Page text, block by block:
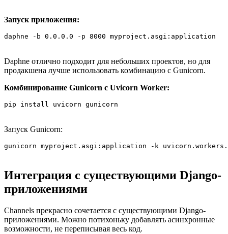
Запуск приложения:
daphne -b 0.0.0.0 -p 8000 myproject.asgi:application
Daphne отлично подходит для небольших проектов, но для
продакшена лучше использовать комбинацию с Gunicorn.
Комбинирование Gunicorn с Uvicorn Worker:
pip install uvicorn gunicorn
Запуск Gunicorn:
gunicorn myproject.asgi:application -k
Интеграция с существующими Django-
приложениями
Channels прекрасно сочетается с существующими Django-
приложениями. Можно потихоньку добавлять асинхронные
возможности, не переписывая весь код.